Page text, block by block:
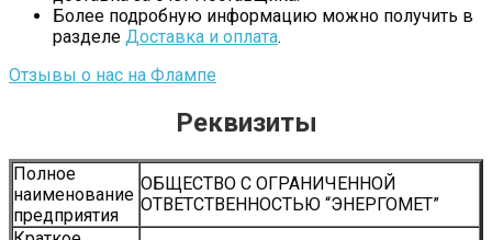
Более подробную информацию можно получить в
разделе Доставка и оплата.
Отзывы о нас на Флампе
Реквизиты
Полное
наименование
предприятия
ОБЩЕСТВО С ОГРАНИЧЕННОЙ
ОТВЕТСТВЕННОСТЬЮ “ЭНЕРГОМЕТ”